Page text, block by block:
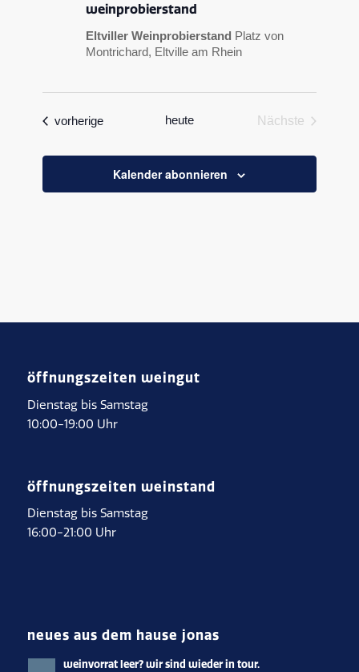
weinprobierstand
Eltviller Weinprobierstand Platz von
Montrichard, Eltville am Rhein
vorherigeveranstaltungen
heute
Nächste
Kalender abonnieren
öffnungszeiten weingut
Dienstag bis Samstag
10:00-19:00 Uhr
öffnungszeiten weinstand
Dienstag bis Samstag
16:00-21:00 Uhr
neues aus dem hause jonas
weinvorrat leer? wir sind wieder in tour.